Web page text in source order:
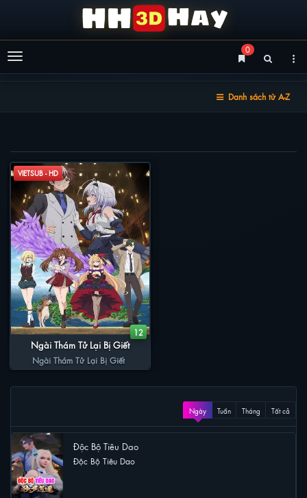
Menu
0
Danh sách từ A-Z
VIETSUB - HD
12
Ngài Thám Tử Lại Bị Giết
Ngài Thám Tử Lại Bị Giết
Ngày Tuần Tháng Tất cả
Độc Bộ Tiêu Dao
Độc Bộ Tiêu Dao